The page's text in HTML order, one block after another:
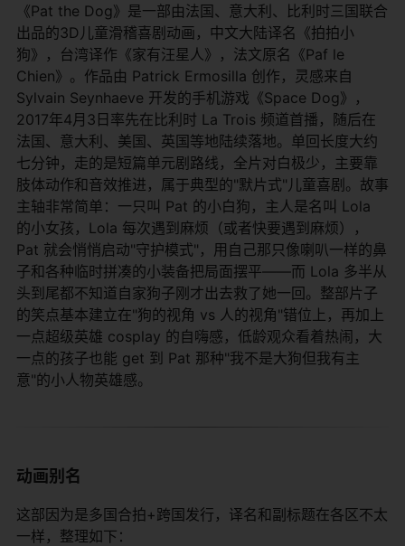
《Pat the Dog》是一部由法国、意大利、比利时三国联合
出品的3D儿童滑稽喜剧动画，中文大陆译名《拍拍小
狗》，台湾译作《家有汪星人》，法文原名《Paf le
Chien》。作品由 Patrick Ermosilla 创作，灵感来自
Sylvain Seynhaeve 开发的手机游戏《Space Dog》，
2017年4月3日率先在比利时 La Trois 频道首播，随后在
法国、意大利、美国、英国等地陆续落地。单回长度大约
七分钟，走的是短篇单元剧路线，全片对白极少，主要靠
肢体动作和音效推进，属于典型的"默片式"儿童喜剧。故事
主轴非常简单：一只叫 Pat 的小白狗，主人是名叫 Lola
的小女孩，Lola 每次遇到麻烦（或者快要遇到麻烦），
Pat 就会悄悄启动"守护模式"，用自己那只像喇叭一样的鼻
子和各种临时拼凑的小装备把局面摆平——而 Lola 多半从
头到尾都不知道自家狗子刚才出去救了她一回。整部片子
的笑点基本建立在"狗的视角 vs 人的视角"错位上，再加上
一点超级英雄 cosplay 的自嗨感，低龄观众看着热闹，大
一点的孩子也能 get 到 Pat 那种"我不是大狗但我有主
意"的小人物英雄感。
动画别名
这部因为是多国合拍+跨国发行，译名和副标题在各区不太
一样，整理如下：